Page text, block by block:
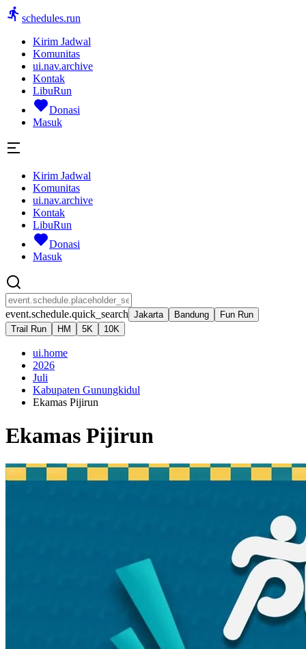
schedules.run
Kirim Jadwal
Komunitas
ui.nav.archive
Kontak
LibuRun
Donasi
Masuk
Kirim Jadwal
Komunitas
ui.nav.archive
Kontak
LibuRun
Donasi
Masuk
event.schedule.quick_search Jakarta Bandung
Fun Run
Trail Run
HM 5K 10K
ui.home
2026
Juli
Kabupaten Gunungkidul
Ekamas Pijirun
Ekamas Pijirun